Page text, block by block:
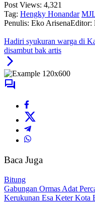
Post Views: 4,321
Tag: Hengky Honandar
Penulis: Eko ArisenaEditor:
Hadiri syukuran warga di
disambut bak artis
Baca Juga
Bitung
Gabungan Ormas Adat
Kerukunan Esa Keter Kota